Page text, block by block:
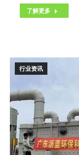
了解更多
行业资讯